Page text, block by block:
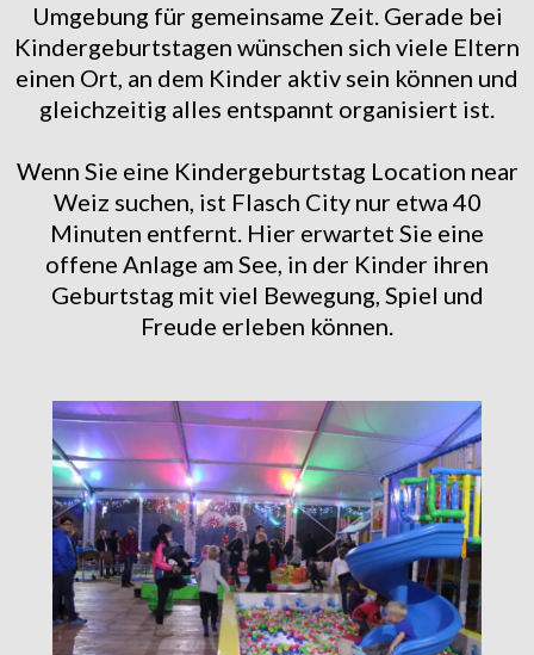
Umgebung für gemeinsame Zeit. Gerade bei
Kindergeburtstagen wünschen sich viele Eltern
einen Ort, an dem Kinder aktiv sein können und
gleichzeitig alles entspannt organisiert ist.
Wenn Sie eine Kindergeburtstag Location near
Weiz suchen, ist Flasch City nur etwa 40
Minuten entfernt. Hier erwartet Sie eine
offene Anlage am See, in der Kinder ihren
Geburtstag mit viel Bewegung, Spiel und
Freude erleben können.